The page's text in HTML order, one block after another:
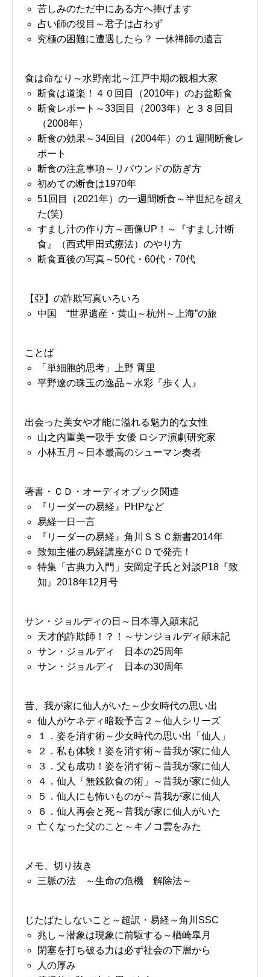
苦しみのただ中にある方へ捧げます
占い師の役目～君子は占わず
究極の困難に遭遇したら？ 一休禅師の遺言
食は命なり～水野南北～江戸中期の観相大家
断食は道楽！４０回目（2010年）のお盆断食
断食レポート～33回目（2003年）と３８回目
（2008年）
断食の効果～34回目（2004年）の１週間断食レ
ポート
断食の注意事項～リバウンドの防ぎ方
初めての断食は1970年
51回目（2021年）の一週間断食～半世紀を超え
た(笑)
すまし汁の作り方～画像UP！～『すまし汁断
食』（西式甲田式療法）のやり方
断食直後の写真～50代・60代・70代
【亞】の詐欺写真いろいろ
中国 “世界遺産・黄山～杭州～上海”の旅
ことば
「単細胞的思考」上野 霄里
平野遼の珠玉の逸品～水彩『歩く人』
出会った美女や才能に溢れる魅力的な女性
山之内重美ー歌手 女優 ロシア演劇研究家
小林五月～日本最高のシューマン奏者
著書・ＣＤ・オーディオブック関連
『リーダーの易経』PHPなど
易経一日一言
『リーダーの易経』角川ＳＳＣ新書2014年
致知主催の易経講座がＣＤで発売！
特集「古典力入門」安岡定子氏と対談P18『致
知』2018年12月号
サン・ジョルディの日～日本導入顛末記
天才的詐欺師！？！～サンジョルディ顛末記
サン・ジョルディ 日本の25周年
サン・ジョルディ 日本の30周年
昔、我が家に仙人がいた～少女時代の思い出
仙人がケネディ暗殺予言２～仙人シリーズ
１．姿を消す術～少女時代の思い出「仙人」
２．私も体験！姿を消す術～昔我が家に仙人
３．父も成功！姿を消す術～昔我が家に仙人
４．仙人「無銭飲食の術」～昔我が家に仙人
５．仙人にも怖いものが～昔我が家に仙人
６．仙人再会と死～昔我が家に仙人がいた
亡くなった父のこと～キノコ雲をみた
メモ、切り抜き
三脈の法 ～生命の危機 解除法～
じたばたしないこと～超訳・易経～角川SSC
兆し～潜象は現象に前駆する～楢崎皐月
閉塞を打ち破る力は必ず社会の下層から
人の厚み